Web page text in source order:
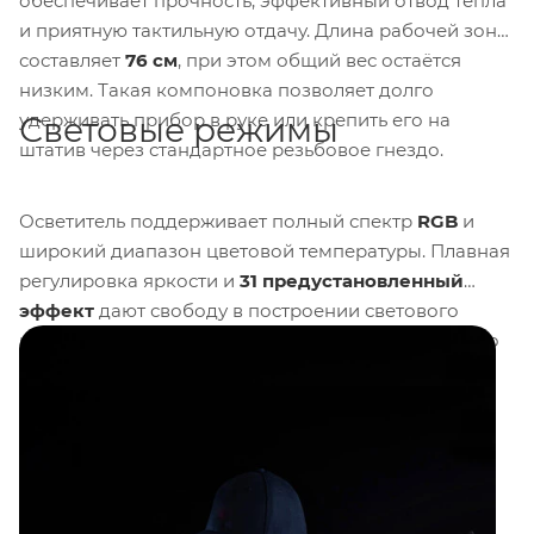
и приятную тактильную отдачу. Длина рабочей зоны
составляет 76 см, при этом общий вес остаётся
низким. Такая компоновка позволяет долго
удерживать прибор в руке или крепить его на
штатив через стандартное резьбовое гнездо.
Световые режимы
Осветитель поддерживает полный спектр RGB и
широкий диапазон цветовой температуры. Плавная
регулировка яркости и 31 предустановленный
эффект дают свободу в построении светового
рисунка. Для формирования более направленного